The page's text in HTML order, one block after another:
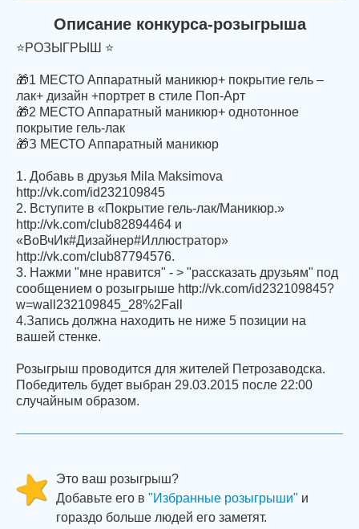
Описание конкурса-розыгрыша
⭐РОЗЫГРЫШ ⭐
🎁1 МЕСТО Аппаратный маникюр+ покрытие гель –
лак+ дизайн +портрет в стиле Поп-Арт
🎁2 МЕСТО Аппаратный маникюр+ однотонное
покрытие гель-лак
🎁З МЕСТО Аппаратный маникюр
1. Добавь в друзья Mila Maksimova
http://vk.com/id232109845
2. Вступите в «Покрытие гель-лак/Маникюр.»
http://vk.com/club82894464 и
«ВоВчИк#Дизайнер#Иллюстратор»
http://vk.com/club87794576.
3. Нажми "мне нравится" - > "рассказать друзьям" под
сообщением о розыгрыше http://vk.com/id232109845?
w=wall232109845_28%2Fall
4.Запись должна находить не ниже 5 позиции на
вашей стенке.
Розыгрыш проводится для жителей Петрозаводска.
Победитель будет выбран 29.03.2015 после 22:00
случайным образом.
Это ваш розыгрыш?
Добавьте его в "Избранные розыгрыши" и
гораздо больше людей его заметят.